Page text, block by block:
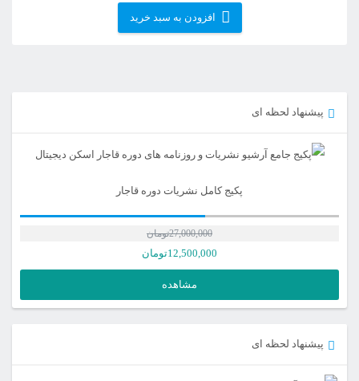
افزودن به سبد خرید
پیشنهاد لحظه ای
پکیج کامل نشریات دوره قاجار
27,000,000تومان
12,500,000تومان
مشاهده
پیشنهاد لحظه ای